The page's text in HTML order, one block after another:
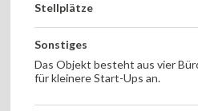
Stellplätze
Sonstiges
Das Objekt besteht aus vier
für kleinere Start-Ups an.